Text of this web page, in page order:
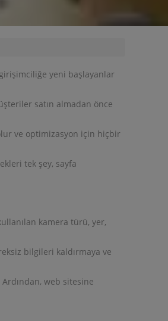
yeni başlayanlar
satın almadan önce
ve optimizasyon için hiçbir
tek şey, sayfa
kamera türü, yer,
bilgileri kaldırmaya ve
web sitesine